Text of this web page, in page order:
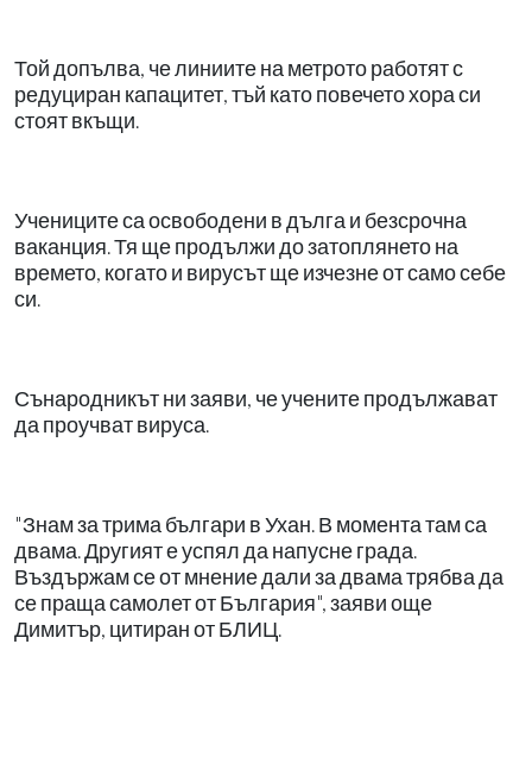
Той допълва, че линиите на метрото работят с
редуциран капацитет, тъй като повечето хора си
стоят вкъщи.
Учениците са освободени в дълга и безсрочна
ваканция. Тя ще продължи до затоплянето на
времето, когато и вирусът ще изчезне от само себе
си.
Сънародникът ни заяви, че учените продължават
да проучват вируса.
"Знам за трима българи в Ухан. В момента там са
двама. Другият е успял да напусне града.
Въздържам се от мнение дали за двама трябва да
се праща самолет от България", заяви още
Димитър, цитиран от БЛИЦ.